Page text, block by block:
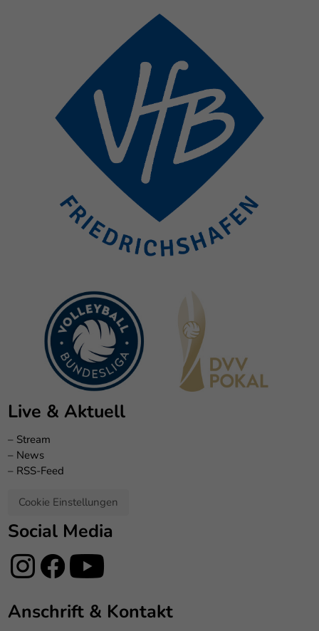
Live & Aktuell
– Stream
– News
– RSS-Feed
Cookie Einstellungen
Social Media
Anschrift & Kontakt